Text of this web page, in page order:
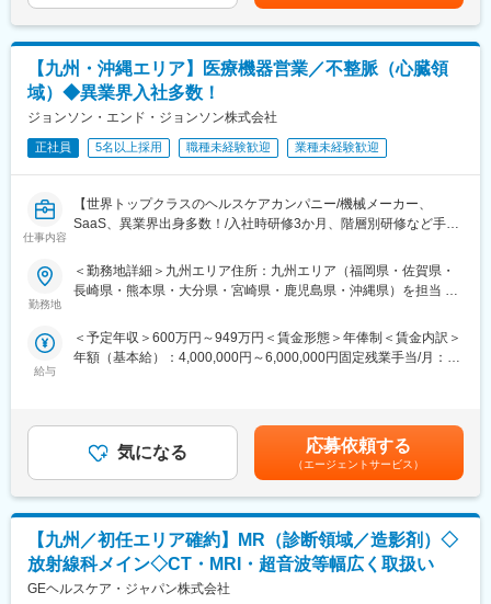
ス、事業コンサルティングなど、クリニックの開業支援や経営に
対して幅広く提案ができるため、当社で完結させることが可能で
す。
【研修体制】
配属店で2ヶ月の研修があり、リースや医療業界の基礎知識、OJT
医療機関にとって、施設運営に関わる機器や物品などは金額が大
きく経営にも大きな影響を与えます。当社のリース提案を通じ
す。
に利用可）など、嬉しい福利厚生制度がございます。
上記の実績を武器に手術・重症部門や循環器部門、生理検査部門
など各部門で利用されているシステムの一元化へ向けて積極的に
ソリューションを展開していきます。
■業務詳細：
病院・クリニックにおける課題解決のため、弊社製品を提案する
セールス職です。
・大病院やクリニック含めた医療施設へのヒアリング、マーケテ
提案
・プロジェクトリーダーとしての進捗管理
■本ポジションの魅力：
んでいただくことが可能です。
・他製品も組み合わせたソリューション提案ができる
です。
■教育制度・環境：
個人の経験・能力に応じますが、基本的には1～2年は、ベテラン
社員のOJTにて業務を習得いただきます。最新の業界用語などは
社内掲示板等で情報共有し、ノウハウ共有は社内を挙げて行って
います。また、セールス研修などは成長段階に応じて用意があ
り、様々な形でスキルアップを支援しています。加えて社員の将
来に合わせた幅広いキャリアパスがあります。また、離職率も非
【九州・沖縄エリア】医療機器営業／不整脈（心臓領
域）◆異業界入社多数！
ジョンソン・エンド・ジョンソン株式会社
正社員 5名以上採用 職種未経験歓迎 業種未経験歓迎
仕事内容
【世界トップクラスのヘルスケアカンパニー/機械メーカー、
SaaS、異業界出身多数！/入社時研修3か月、階層別研修など手厚
の製品多数/インセンティブ制度/入社想定日：2026年9月1日】
★ 年齢や性別、入社年数に関係なく、主体的に活躍できる環境で
す
医師や医療従事者に対して、循環器内科、不整脈領域における製
品の提案営業を行っていただきます。
＜具体的な業務例＞
・担当製品の提案、技術サポート（手術の立会いあり）
・最新の医療関連情報の提供、医療機関へのサポート
・販売代理店へのサポート
・各種学会への参加
全国の各拠点に配属の可能性がございます。ご希望の勤務地を考
勤務地
＜勤務地詳細＞九州エリア住所：九州エリア（福岡県・佐賀県・
長崎県・熊本県・大分県・宮崎県・鹿児島県・沖縄県）を担当 ※
社の定める事業所
給与
＜予定年収＞600万円～949万円＜賃金形態＞年俸制＜賃金内訳＞
年額（基本給）：4,000,000円～6,000,000円固定残業手当/月：
補足＞※ご経験やスキルを考慮し決定いたします。※上記年収はイ
ンセンティブを含む金額です。賃金はあくまでも目安の金額であ
り、選考を通じて上下する可能性があります。月給(月額)は固定手
当を含めた表記です。
気になる 応募依頼する
（エージェントサービス）
【九州／初任エリア確約】MR（診断領域／造影剤）◇
放射線科メイン◇CT・MRI・超音波等幅広く取扱い
GEヘルスケア・ジャパン株式会社